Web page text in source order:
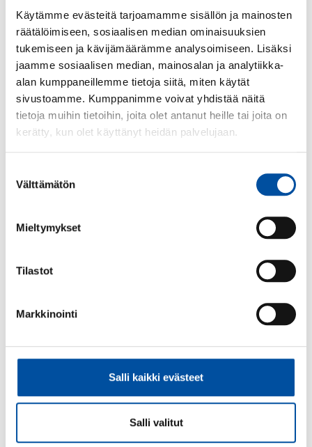
Käytämme evästeitä tarjoamamme sisällön ja mainosten
räätälöimiseen, sosiaalisen median ominaisuuksien
tukemiseen ja kävijämäärämme analysoimiseen. Lisäksi
jaamme sosiaalisen median, mainosalan ja analytiikka-
alan kumppaneillemme tietoja siitä, miten käytät
sivustoamme. Kumppanimme voivat yhdistää näitä
tietoja muihin tietoihin, joita olet antanut heille tai joita on
kerätty, kun olet käyttänyt heidän palvelujaan.
valinta
Välttämätön
Mieltymykset
Tilastot
Markkinointi
Salli kaikki evästeet
Salli valitut
Anne Sainila-Vaarno
JPG
Kehittämisjohtaja Jussi
Salo
JPG
JPG
SuPerin asiantuntijat